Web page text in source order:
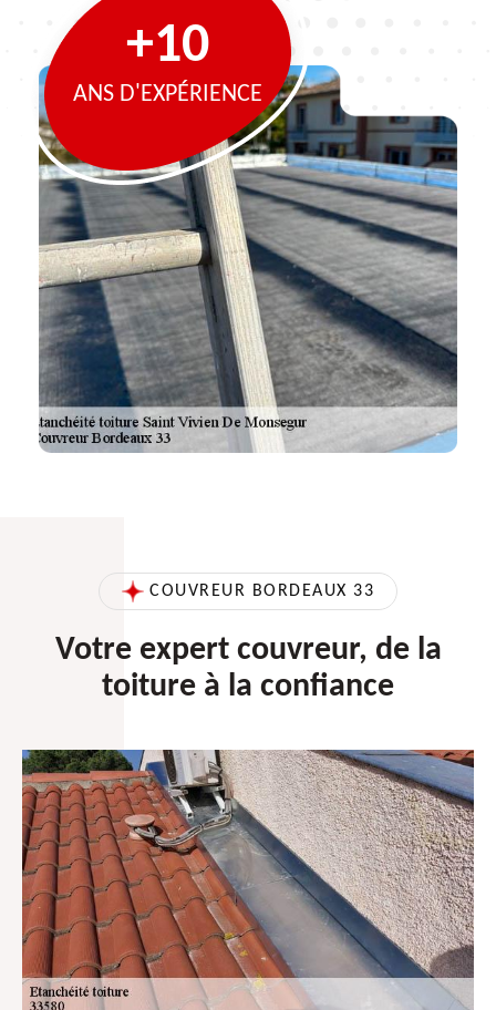
+10
ANS D'EXPÉRIENCE
COUVREUR BORDEAUX 33
Votre expert couvreur, de la
toiture à la confiance